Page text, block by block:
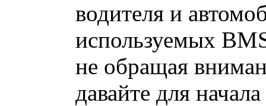
водителя и
используемых
не обращая
давайте для